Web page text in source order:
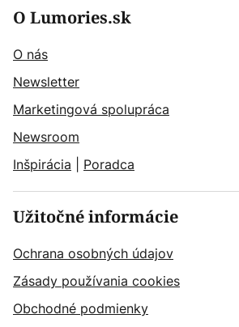
O Lumories.sk
O nás
Newsletter
Marketingová spolupráca
Newsroom
Inšpirácia
Poradca
Užitočné informácie
Ochrana osobných údajov
Zásady používania cookies
Obchodné podmienky